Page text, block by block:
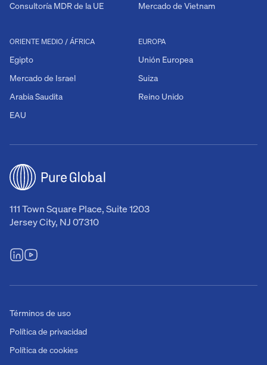
111 Town Square Place, Suite 1203
Jersey City, NJ 07310
Consultoría MDR de la UE
EUROPA
Unión Europea
Suiza
Reino Unido
ORIENTE MEDIO / ÁFRICA
Egipto
Mercado de Israel
Arabia Saudita
EAU
Mercado de Vietnam
Términos de uso
Política de privacidad
Política de cookies